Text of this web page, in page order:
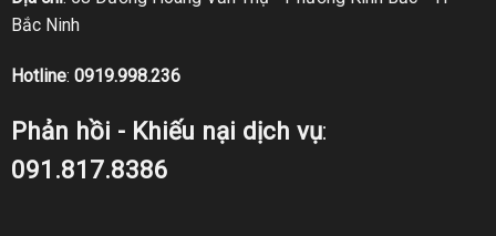
Bắc Ninh
Hotline: 0919.998.236
Phản hồi - Khiếu nại dịch vụ:
091.817.8386